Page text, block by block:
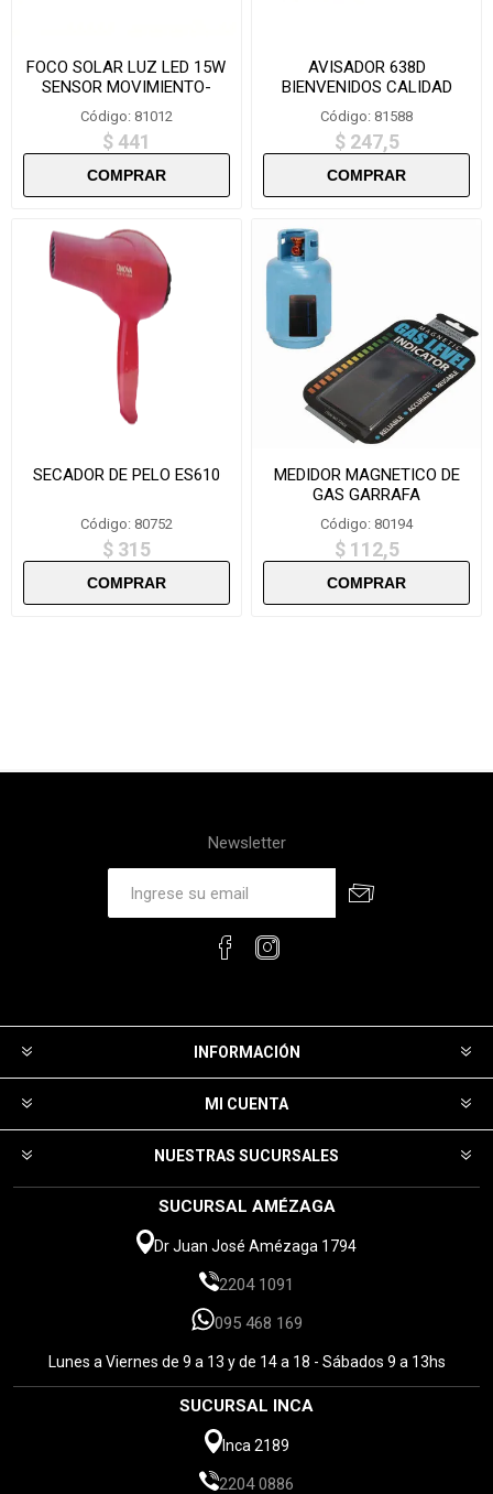
FOCO SOLAR LUZ LED 15W
SENSOR MOVIMIENTO-
SLF56
Código: 81012
$ 441
AVISADOR 638D
BIENVENIDOS CALIDAD
Código: 81588
$ 247,5
SECADOR DE PELO ES610
Código: 80752
$ 315
MEDIDOR MAGNETICO DE
GAS GARRAFA
Código: 80194
$ 112,5
Newsletter
INFORMACIÓN
MI CUENTA
NUESTRAS SUCURSALES
SUCURSAL AMÉZAGA
Dr Juan José Amézaga 1794
2204 1091
095 468 169
Lunes a Viernes de 9 a 13 y de 14 a 18 - Sábados 9 a 13hs
SUCURSAL INCA
Inca 2189
2204 0886